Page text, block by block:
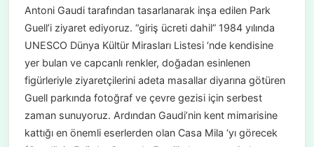
Antoni Gaudi tarafından tasarlanarak inşa edilen Park
Guell’i ziyaret ediyoruz. “giriş ücreti dahil” 1984 yılında
UNESCO Dünya Kültür Mirasları Listesi ‘nde kendisine
yer bulan ve capcanlı renkler, doğadan esinlenen
figürleriyle ziyaretçilerini adeta masallar diyarına götüren
Guell parkında fotoğraf ve çevre gezisi için serbest
zaman sunuyoruz. Ardından Gaudi’nin kent mimarisine
kattığı en önemli eserlerden olan Casa Mila ‘yı görecek